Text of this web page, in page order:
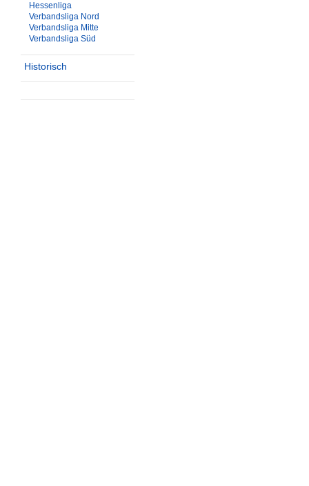
Hessenliga
Verbandsliga Nord
Verbandsliga Mitte
Verbandsliga Süd
Historisch